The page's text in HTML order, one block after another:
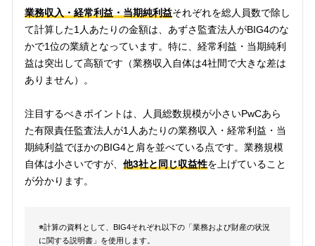
業務収入・経常利益・当期純利益それぞれを総人員数で除し
て計算した1人あたりの金額は、あずさ監査法人がBIG4のな
かで1位の業績となっています。特に、経常利益・当期純利
益は突出して高額です（業務収入自体は4社間で大きな差は
ありません）。
注目するべきポイントは、人員総数規模が小さいPwCあら
た有限責任監査法人が1人あたりの業務収入・経常利益・当
期純利益でほかのBIG4と肩を並べている点です。業務規模
自体は小さいですが、 他3社と同じ収益性を上げていること
が分かります。
※計算の資料として、BIG4それぞれ以下の「業務および財産の状況
に関する説明書」を使用します。